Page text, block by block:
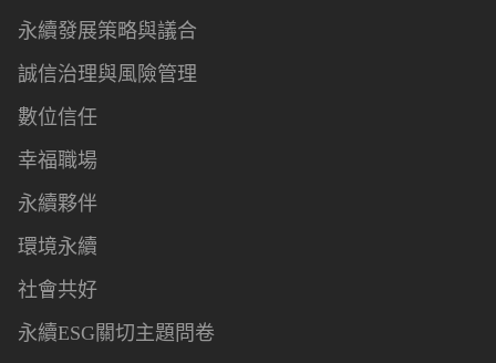
永續發展策略與議合
誠信治理與風險管理
數位信任
幸福職場
永續夥伴
環境永續
社會共好
永續ESG關切主題問卷